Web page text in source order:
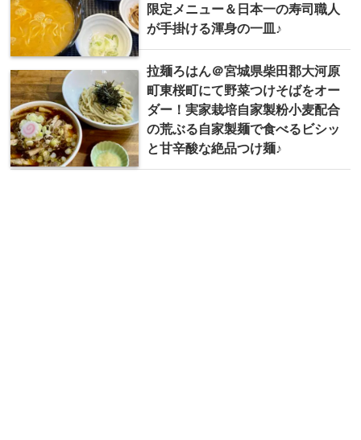
限定メニュー＆日本一の寿司職人
が手掛ける渾身の一皿♪
拉麺ろはん＠宮城県柴田郡大河原
町東桜町にて野菜つけそばをオー
ダー！実家栽培自家製粉小麦配合
の荒ぶる自家製麺で食べるビシッ
と甘辛酸な絶品つけ麺♪